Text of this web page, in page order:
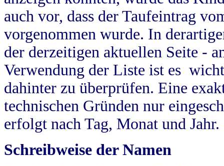
auch vor, dass der Taufeintrag
vorgenommen wurde. In
der derzeitigen aktuellen Seite -
Verwendung der Liste ist es
dahinter zu überprüfen. Eine
technischen Gründen nur
erfolgt nach Tag, Monat und Jahr.
Schreibweise der Namen